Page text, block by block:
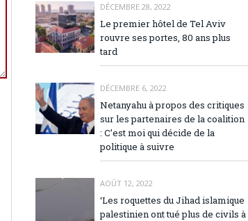
DÉCEMBRE 28, 2022
Le premier hôtel de Tel Aviv
rouvre ses portes, 80 ans plus
tard
DÉCEMBRE 6, 2022
Netanyahu à propos des critiques
sur les partenaires de la coalition
: C’est moi qui décide de la
politique à suivre
AOÛT 12, 2022
‘Les roquettes du Jihad islamique
palestinien ont tué plus de civils à